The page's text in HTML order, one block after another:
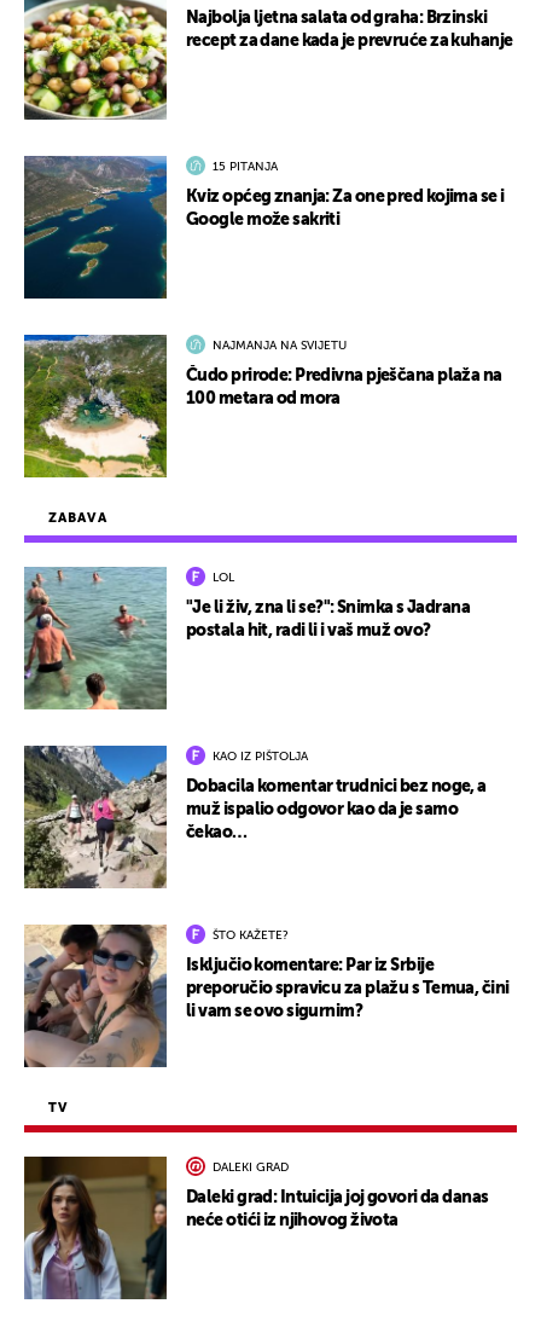
ZABAVA
LOL
"Je li živ, zna li se?": Snimka s Jadrana
postala hit, radi li i vaš muž ovo?
KAO IZ PIŠTOLJA
Dobacila komentar trudnici bez noge, a
muž ispalio odgovor kao da je samo
čekao…
ŠTO KAŽETE?
Isključio komentare: Par iz Srbije
preporučio spravicu za plažu s Temua, čini
li vam se ovo sigurnim?
TV
DALEKI GRAD
Daleki grad: Intuicija joj govori da danas
neće otići iz njihovog života
Najbolja ljetna salata od graha: Brzinski
recept za dane kada je prevruće za kuhanje
15 PITANJA
Kviz općeg znanja: Za one pred kojima se i
Google može sakriti
NAJMANJA NA SVIJETU
Čudo prirode: Predivna pješčana plaža na
100 metara od mora